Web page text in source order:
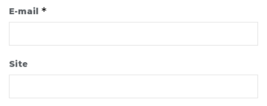
E-mail *
Site